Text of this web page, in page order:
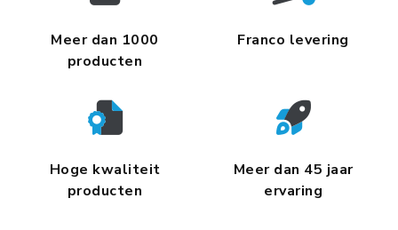
Meer dan 1000
producten
Franco levering
Hoge kwaliteit
producten
Meer dan 45 jaar
ervaring